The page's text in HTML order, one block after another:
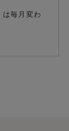
毎月変わ